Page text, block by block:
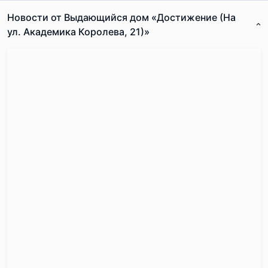
Согласен с правилами публикации
Новости от Выдающийся дом «Достижение (На
ул. Академика Королева, 21)»